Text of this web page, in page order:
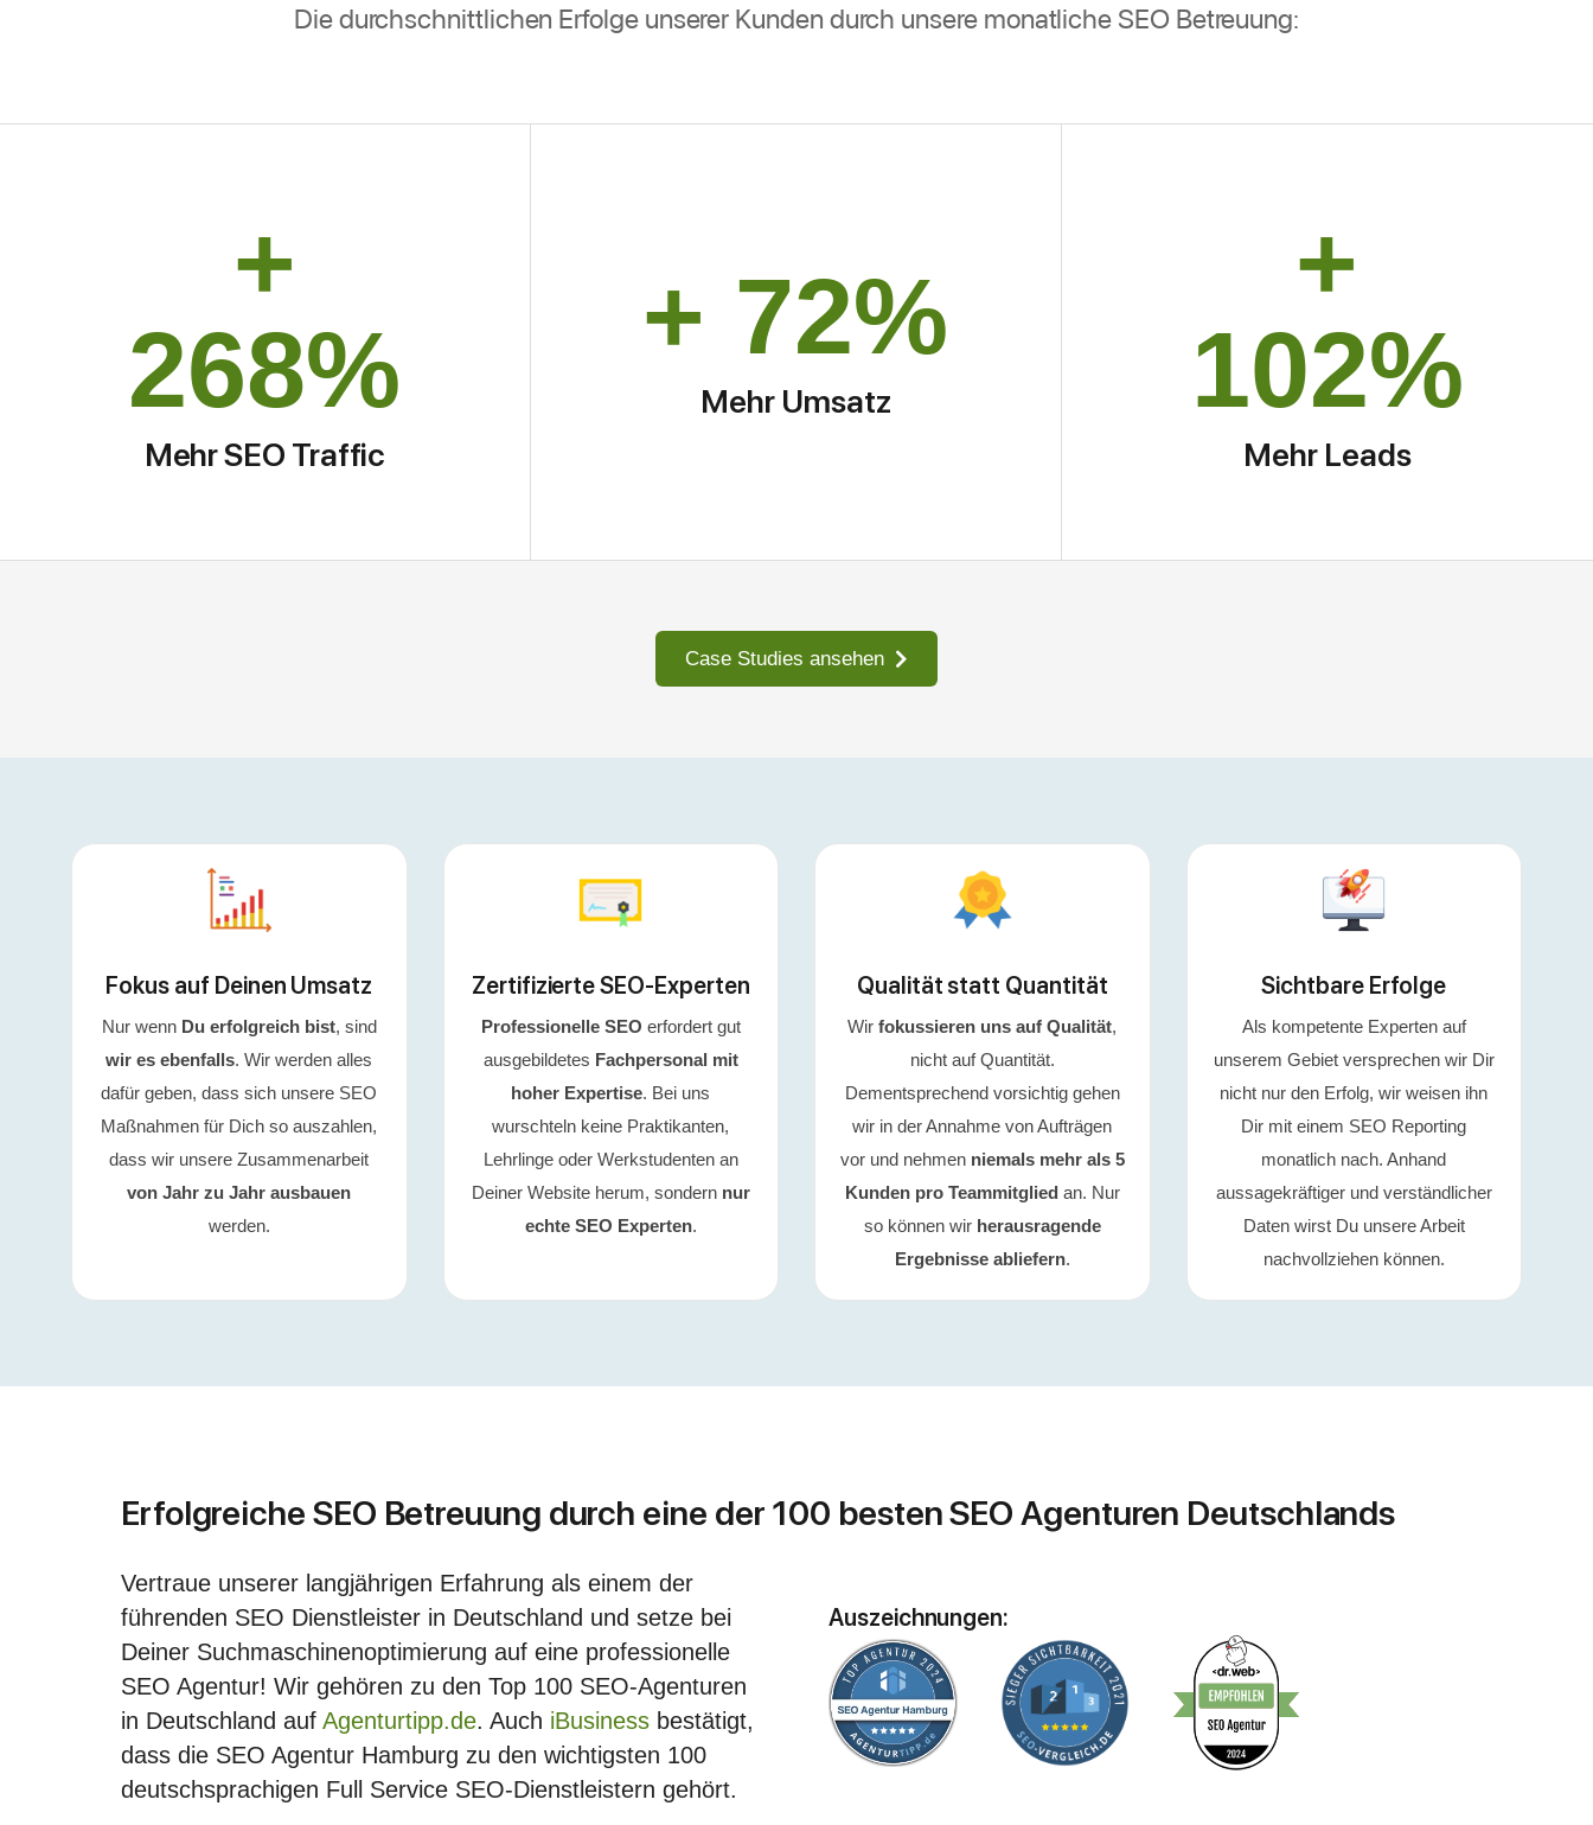
Die durchschnittlichen Erfolge unserer Kunden durch unsere monatliche SEO Betreuung:
+
268%
Mehr SEO Traffic
+ 72%
Mehr Umsatz
+
102%
Mehr Leads
Case Studies ansehen
Fokus auf Deinen Umsatz
Nur wenn Du erfolgreich bist, sind
wir es ebenfalls. Wir werden alles
dafür geben, dass sich unsere SEO
Maßnahmen für Dich so auszahlen,
dass wir unsere Zusammenarbeit
von Jahr zu Jahr ausbauen
werden.
Zertifizierte SEO-Experten
Professionelle SEO erfordert gut
ausgebildetes Fachpersonal mit
hoher Expertise. Bei uns
wurschteln keine Praktikanten,
Lehrlinge oder Werkstudenten an
Deiner Website herum, sondern nur
echte SEO Experten.
Qualität statt Quantität
Wirfokussieren uns auf Qualität,
nicht auf Quantität.
Dementsprechend vorsichtig gehen
wir in der Annahme von Aufträgen
vor und nehmen niemals mehr als 5
Kunden pro Teammitgliedan. Nur
so können wir herausragende
Ergebnisse abliefern.
Sichtbare Erfolge
Als kompetente Experten auf
unserem Gebiet versprechen wir Dir
nicht nur den Erfolg, wir weisen ihn
Dir mit einem SEO Reporting
monatlich nach. Anhand
aussagekräftiger und verständlicher
Daten wirst Du unsere Arbeit
nachvollziehen können.
Erfolgreiche SEO Betreuung durch eine der 100 besten SEO Agenturen Deutschlands
Vertraue unserer langjährigen Erfahrung als einem der
führenden SEO Dienstleister in Deutschland und setze bei
Deiner Suchmaschinenoptimierung auf eine professionelle
SEO Agentur! Wir gehören zu den Top 100 SEO-Agenturen
in Deutschland auf Agenturtipp.de. Auch iBusiness bestätigt,
dass die SEO Agentur Hamburg zu den wichtigsten 100
deutschsprachigen Full Service SEO-Dienstleistern gehört.
Auszeichnungen: